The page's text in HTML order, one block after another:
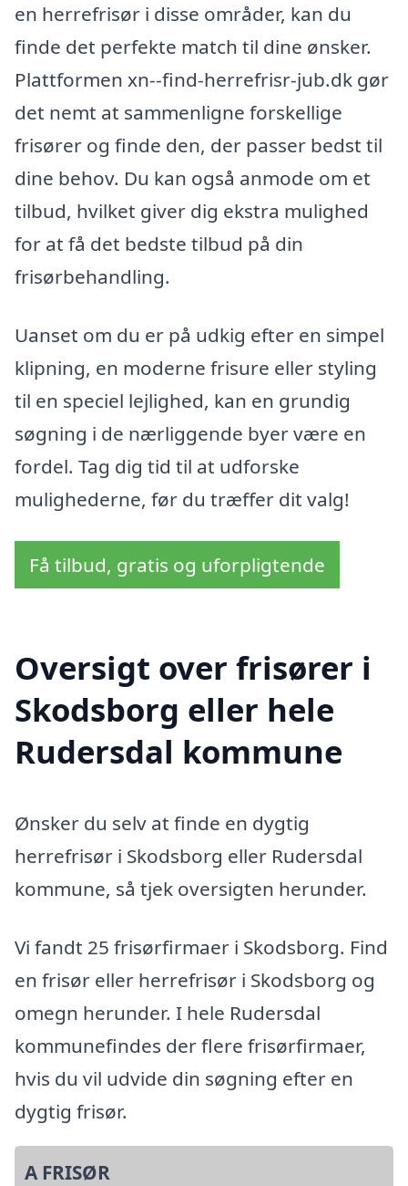
en herrefrisør i disse områder, kan du
finde det perfekte match til dine ønsker.
Plattformen xn--find-herrefrisr-jub.dk gør
det nemt at sammenligne forskellige
frisører og finde den, der passer bedst til
dine behov. Du kan også anmode om et
tilbud, hvilket giver dig ekstra mulighed
for at få det bedste tilbud på din
frisørbehandling.
Uanset om du er på udkig efter en simpel
klipning, en moderne frisure eller styling
til en speciel lejlighed, kan en grundig
søgning i de nærliggende byer være en
fordel. Tag dig tid til at udforske
mulighederne, før du træffer dit valg!
Få tilbud, gratis og uforpligtende
Oversigt over frisører i
Skodsborg eller hele
Rudersdal kommune
Ønsker du selv at finde en dygtig
herrefrisør i Skodsborg eller Rudersdal
kommune, så tjek oversigten herunder.
Vi fandt 25 frisørfirmaer i Skodsborg. Find
en frisør eller herrefrisør i Skodsborg og
omegn herunder. I hele Rudersdal
kommunefindes der flere frisørfirmaer,
hvis du vil udvide din søgning efter en
dygtig frisør.
A FRISØR